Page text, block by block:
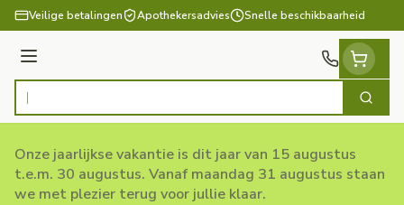
Ga naar de inhoud
Veilige betalingen Apothekersadvies Snelle beschikbaarheid
Menu
Product, merk, categorie... Zoek
Onze jaarlijkse vakantie is dit jaar van 15 augustus
t.e.m. 30 augustus. Vanaf maandag 31 augustus staan
we met plezier terug voor jullie klaar.